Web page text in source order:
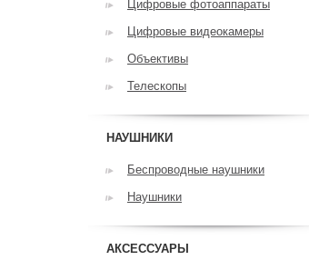
Цифровые фотоаппараты
Цифровые видеокамеры
Объективы
Телескопы
НАУШНИКИ
Беспроводные наушники
Наушники
АКСЕССУАРЫ